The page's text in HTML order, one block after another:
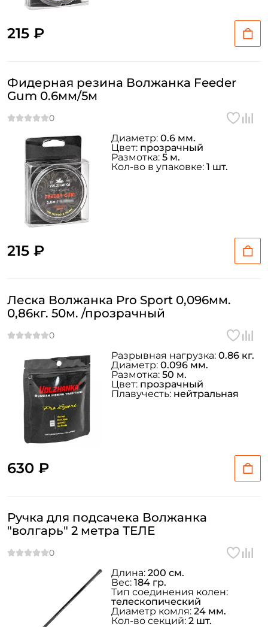
215 ₽
Фидерная резина Волжанка Feeder
Gum 0.6мм/5м
215 ₽
Диаметр: 0.6 мм.
Цвет: прозрачный
Размотка: 5 м.
Кол-во в упаковке: 1 шт.
Леска Волжанка Pro Sport 0,096мм.
0,86кг. 50м. /прозрачный
630 ₽
Разрывная нагрузка: 0.86 кг.
Диаметр: 0.096 мм.
Размотка: 50 м.
Цвет: прозрачный
Плавучесть: нейтральная
Ручка для подсачека Волжанка
"волгарь" 2 метра ТЕЛЕ
Длина: 200 см.
Вес: 184 гр.
Тип соединения колен:
телескопический
Диаметр комля: 24 мм.
Кол-во секций: 2 шт.